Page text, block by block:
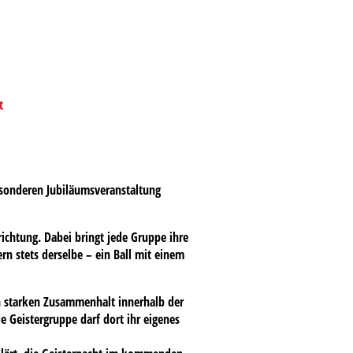
Jubiläumsveranstaltung
Dabei bringt jede Gruppe ihre
stets derselbe – ein Ball mit einem
Zusammenhalt innerhalb der
Geistergruppe darf dort ihr eigenes